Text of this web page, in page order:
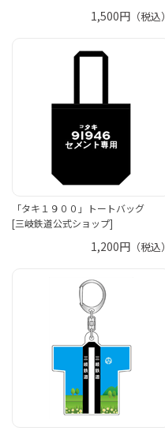
1,500円（税込）
「タキ１９００」トートバッグ
[三岐鉄道公式ショップ]
1,200円（税込）